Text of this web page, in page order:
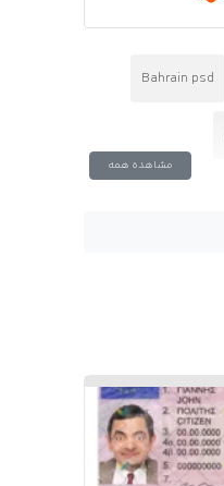
Bahrain psd
مشاهده همه